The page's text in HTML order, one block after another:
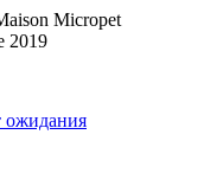
Micropet
2019
ожидания